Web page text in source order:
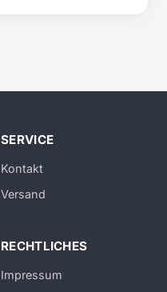
SERVICE
Kontakt
Versand
RECHTLICHES
Impressum